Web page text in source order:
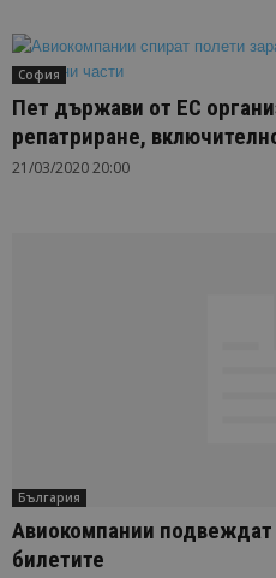
София
Пет държави от ЕС
репатриране,
21/03/2020 20:00
България
Авиокомпании
билетите